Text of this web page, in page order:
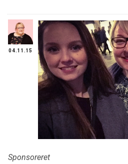
04.11.15
Sponsoreret